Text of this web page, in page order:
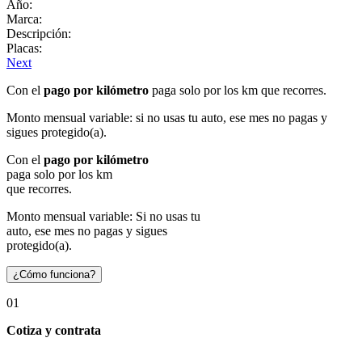
Año:
Marca:
Descripción:
Placas:
Next
Con el pago por kilómetro paga solo por los km que recorres.
Monto mensual variable: si no usas tu auto, ese mes no pagas y
sigues protegido(a).
Con el pago por kilómetro
paga solo por los km
que recorres.
Monto mensual variable: Si no usas tu
auto, ese mes no pagas y sigues
protegido(a).
¿Cómo funciona?
01
Cotiza y contrata